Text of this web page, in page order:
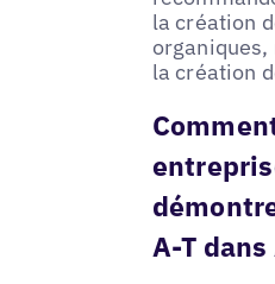
la création
la création
A-T